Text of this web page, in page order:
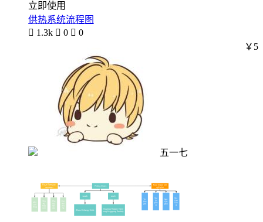
立即使用
供热系统流程图
 1.3k  0  0
五一七
￥5